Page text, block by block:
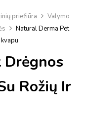
priežiūra
Valymo
Natural Derma Pet
Rožių Ir